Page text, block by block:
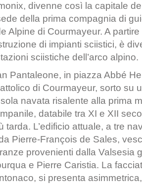
divenne così la capitale
della prima compagnia di
Alpine di Courmayeur. A
di impianti sciistici, è
sciistiche dell’arco alpino.
Pantaleone, in piazza Abbé
di Courmayeur, sorto su
navata risalente alla prima
databile tra XI e XII
tarda. L’edificio attuale, a tre
Pierre-François de Sales,
provenienti dalla Valsesia
e Pierre Caristia. La
si presenta